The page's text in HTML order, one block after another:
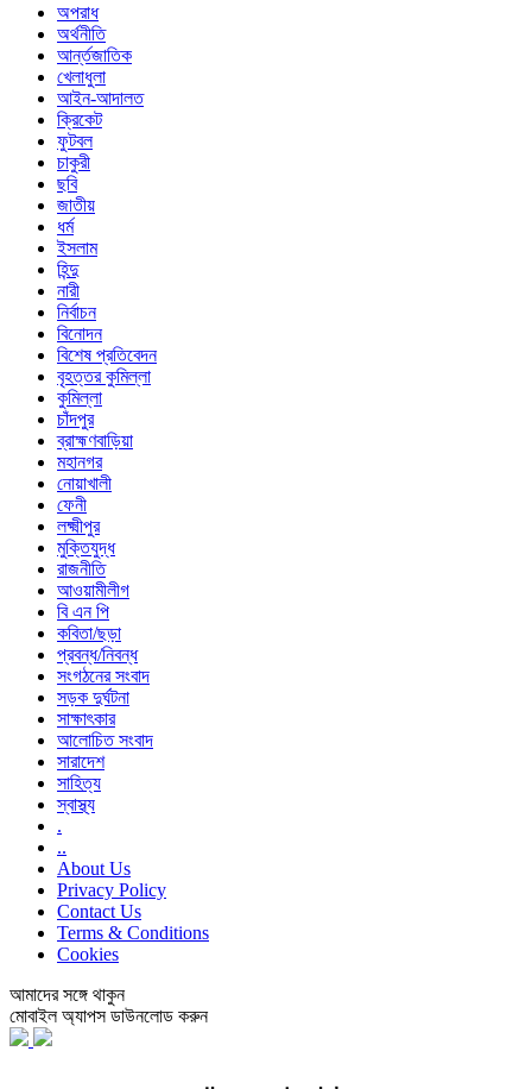
অপরাধ
অর্থনীতি
আর্ন্তজাতিক
খেলাধুলা
আইন-আদালত
ক্রিকেট
ফুটবল
চাকুরী
ছবি
জাতীয়
ধর্ম
ইসলাম
হিন্দু
নারী
নির্বাচন
বিনোদন
বিশেষ প্রতিবেদন
বৃহত্তর কুমিল্লা
কুমিল্লা
চাঁদপুর
ব্রাহ্মণবাড়িয়া
মহানগর
নোয়াখালী
ফেনী
লক্ষ্মীপুর
মুক্তিযুদ্ধ
রাজনীতি
আওয়ামীলীগ
বি এন পি
কবিতা/ছড়া
প্রবন্ধ/নিবন্ধ
সংগঠনের সংবাদ
সড়ক দুর্ঘটনা
সাক্ষাৎকার
আলোচিত সংবাদ
সারাদেশ
সাহিত্য
স্বাস্থ্য
.
..
About Us
Privacy Policy
Contact Us
Terms & Conditions
Cookies
আমাদের সঙ্গে থাকুন
মোবাইল অ্যাপস ডাউনলোড করুন